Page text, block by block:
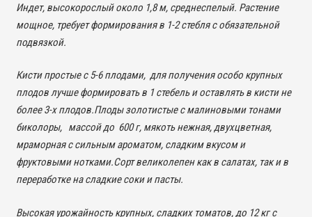
Индет, высокорослый около 1,8 м, среднеспелый. Растение
мощное, требует формирования в 1-2 стебля с обязательной
подвязкой.
Кисти простые с 5-6 плодами, для получения особо крупных
плодов лучше формировать в 1 стебель и оставлять в кисти не
более 3-х плодов.Плоды золотистые с малиновыми тонами
биколоры, массой до 600 г, мякоть нежная, двухцветная,
мраморная с сильным ароматом, сладким вкусом и
фруктовыми нотками.Сорт великолепен как в салатах, так и в
переработке на сладкие соки и пасты.
Высокая урожайность крупных, сладких томатов, до 12 кг с